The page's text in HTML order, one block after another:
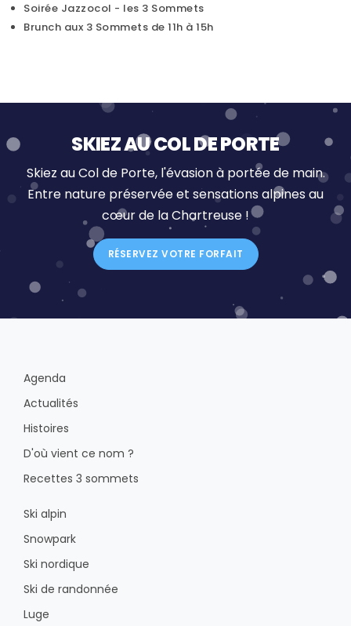
Soirée Jazzocol - les 3 Sommets
Brunch aux 3 Sommets de 11h à 15h
SKIEZ AU COL DE PORTE
Skiez au Col de Porte, l'évasion à portée de main.
Entre nature préservée et sensations alpines au
cœur de la Chartreuse !
RÉSERVEZ VOTRE FORFAIT
Agenda
Actualités
Histoires
D'où vient ce nom ?
Recettes 3 sommets
Ski alpin
Snowpark
Ski nordique
Ski de randonnée
Luge